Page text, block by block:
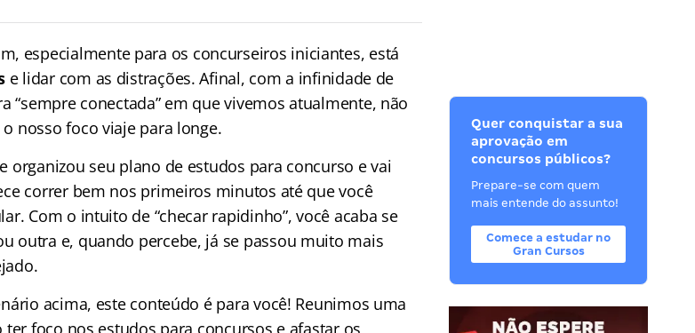
especialmente para os concurseiros iniciantes, está
e lidar com as distrações. Afinal, com a infinidade de
“sempre conectada” em que vivemos atualmente, não
nosso foco viaje para longe.
organizou seu plano de estudos para concurso e vai
correr bem nos primeiros minutos até que você
Com o intuito de “checar rapidinho”, você acaba se
outra e, quando percebe, já se passou muito mais
acima, este conteúdo é para você! Reunimos uma
foco nos estudos para concursos e afastar os
Quer conquistar a sua
aprovação em
concursos públicos?
Prepare-se com quem
mais entende do assunto!
Comece a estudar no
Gran Cursos